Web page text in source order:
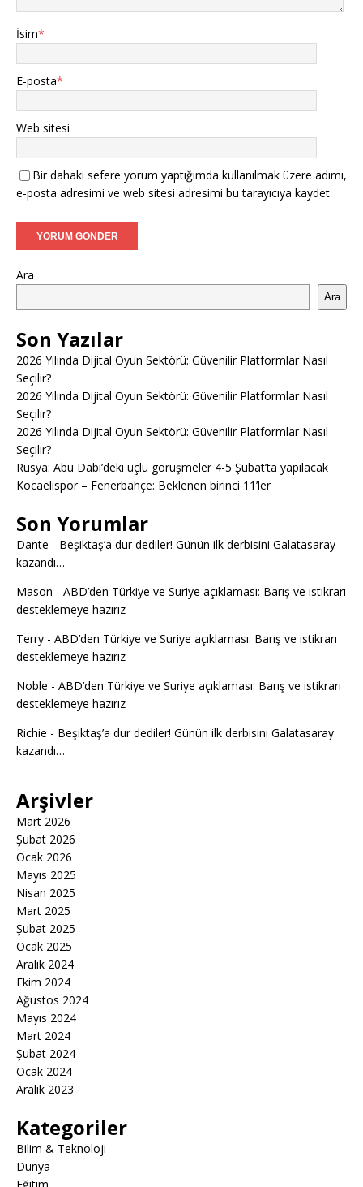
İsim*
E-posta*
Web sitesi
Bir dahaki sefere yorum yaptığımda kullanılmak üzere adımı,
e-posta adresimi ve web sitesi adresimi bu tarayıcıya kaydet.
Ara
Ara
Son Yazılar
2026 Yılında Dijital Oyun Sektörü: Güvenilir Platformlar Nasıl
Seçilir?
2026 Yılında Dijital Oyun Sektörü: Güvenilir Platformlar Nasıl
Seçilir?
2026 Yılında Dijital Oyun Sektörü: Güvenilir Platformlar Nasıl
Seçilir?
Rusya: Abu Dabi’deki üçlü görüşmeler 4-5 Şubat’ta yapılacak
Kocaelispor – Fenerbahçe: Beklenen birinci 11’ler
Son Yorumlar
Dante - Beşiktaş’a dur dediler! Günün ilk derbisini Galatasaray
kazandı…
Mason - ABD’den Türkiye ve Suriye açıklaması: Barış ve istikrarı
desteklemeye hazırız
Terry - ABD’den Türkiye ve Suriye açıklaması: Barış ve istikrarı
desteklemeye hazırız
Noble - ABD’den Türkiye ve Suriye açıklaması: Barış ve istikrarı
desteklemeye hazırız
Richie - Beşiktaş’a dur dediler! Günün ilk derbisini Galatasaray
kazandı…
Arşivler
Mart 2026
Şubat 2026
Ocak 2026
Mayıs 2025
Nisan 2025
Mart 2025
Şubat 2025
Ocak 2025
Aralık 2024
Ekim 2024
Ağustos 2024
Mayıs 2024
Mart 2024
Şubat 2024
Ocak 2024
Aralık 2023
Kategoriler
Bilim & Teknoloji
Dünya
Eğitim